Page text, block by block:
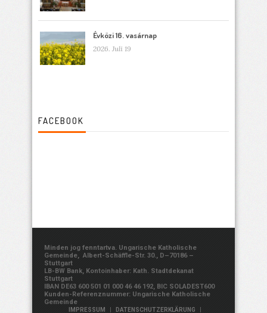
Évközi 16. vasárnap
2026. Juli 19
FACEBOOK
Minden jog fenntartva. Ungarische Katholische
Gemeinde, Albert-Schäffle-Str. 30., D–70186 –
Stuttgart
LB-BW Bank, Kontoinhaber: Kath. Stadtdekanat
Stuttgart
IBAN DE63 600 501 01 000 46 46 192, BIC SOLADEST600
Kunden-Referenznummer: Ungarische Katholische
Gemeinde
IMPRESSUM | DATENSCHUTZERKLÄRUNG |